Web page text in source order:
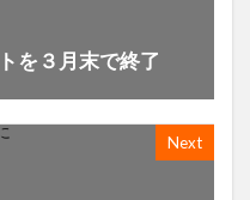
を３月末で終了
Next